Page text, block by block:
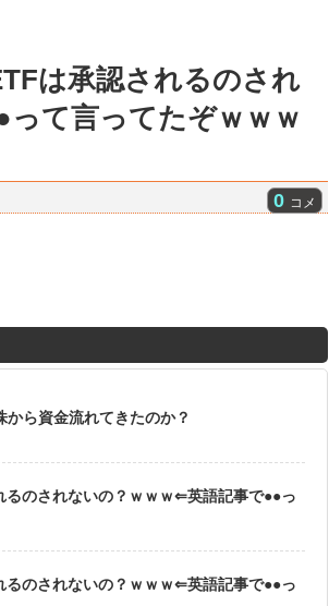
は承認されるのされ
て言ってたぞｗｗｗ
0 コメ
から資金流れてきたのか？
るのされないの？ｗｗｗ⇐英語記事で●●っ
るのされないの？ｗｗｗ⇐英語記事で●●っ